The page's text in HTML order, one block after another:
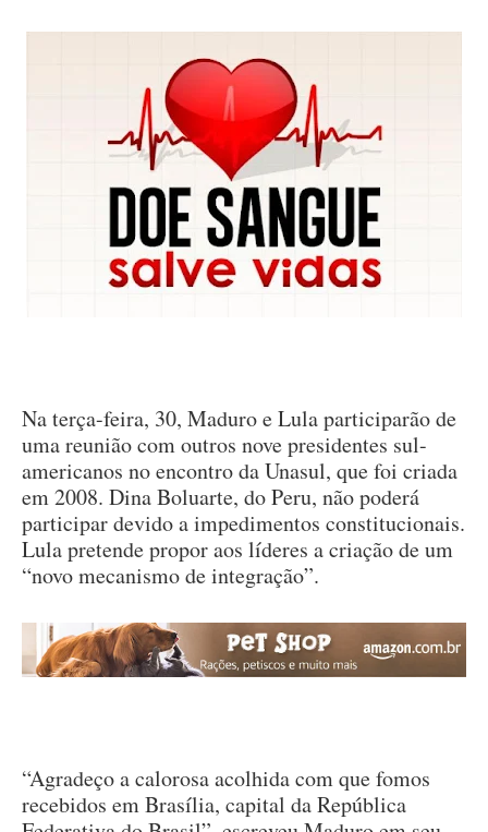
Na terça-feira, 30, Maduro e Lula participarão de
uma reunião com outros nove presidentes sul-
americanos no encontro da Unasul, que foi criada
em 2008. Dina Boluarte, do Peru, não poderá
participar devido a impedimentos constitucionais.
Lula pretende propor aos líderes a criação de um
“novo mecanismo de integração”.
“Agradeço a calorosa acolhida com que fomos
recebidos em Brasília, capital da República